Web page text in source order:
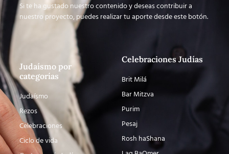
Si te ha gustado nuestro contenido y deseas contribuir a
nuestro proyecto, puedes realizar tu aporte desde este botón.
Judaísmo por
categorías
Judaísmo
Rezos
Celebraciones
Ciclo de vida
Celebraciones Judías
Brit Milá
Bar Mitzva
Purim
Pesaj
Rosh haShana